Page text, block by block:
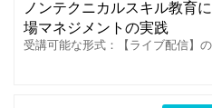
ノンテクニカルスキル教育
場マネジメントの実践
受講可能な形式：【ライブ配信】